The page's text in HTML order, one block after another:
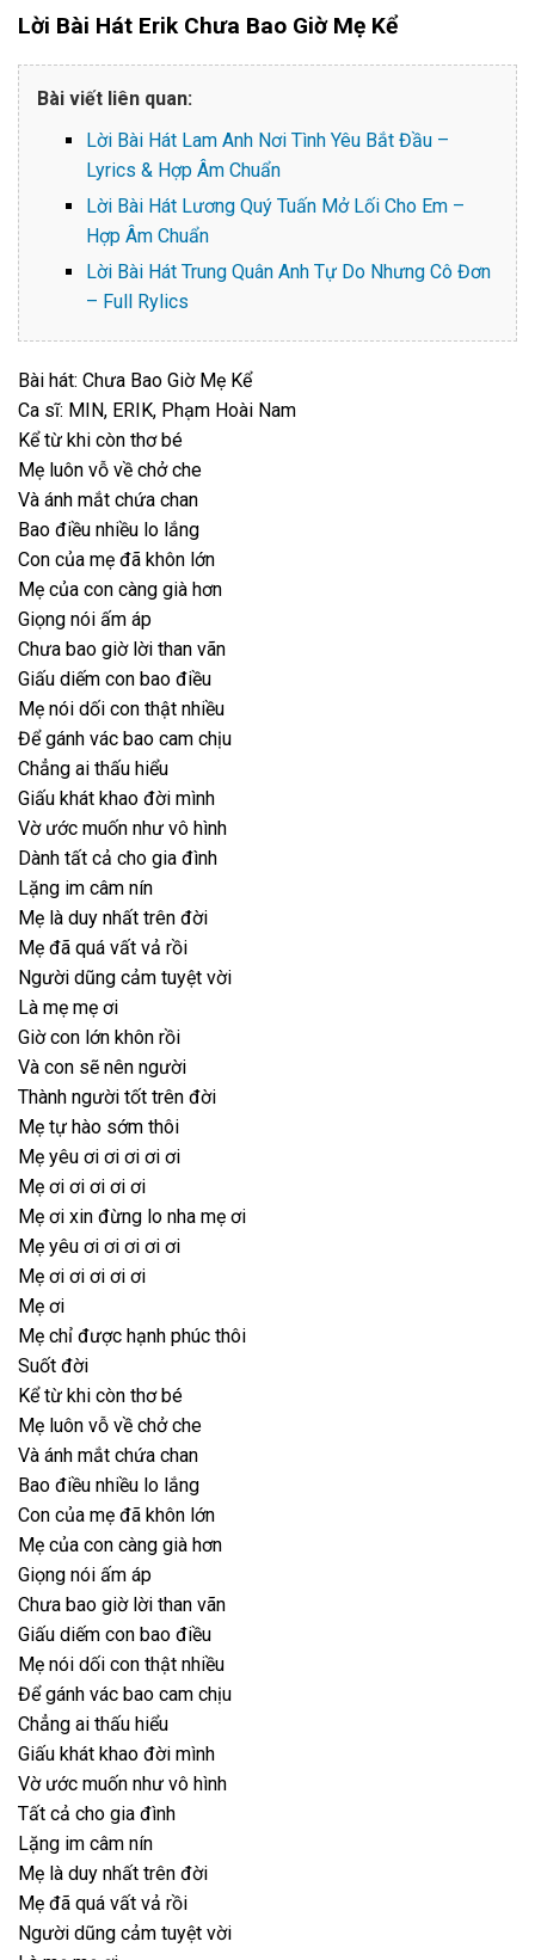
Lời Bài Hát Erik Chưa Bao Giờ Mẹ Kể
Bài viết liên quan:
Lời Bài Hát Lam Anh Nơi Tình Yêu Bắt Đầu –
Lyrics & Hợp Âm Chuẩn
Lời Bài Hát Lương Quý Tuấn Mở Lối Cho Em –
Hợp Âm Chuẩn
Lời Bài Hát Trung Quân Anh Tự Do Nhưng Cô Đơn
– Full Rylics
Bài hát: Chưa Bao Giờ Mẹ Kể
Ca sĩ: MIN, ERIK, Phạm Hoài Nam
Kể từ khi còn thơ bé
Mẹ luôn vỗ về chở che
Và ánh mắt chứa chan
Bao điều nhiều lo lắng
Con của mẹ đã khôn lớn
Mẹ của con càng già hơn
Giọng nói ấm áp
Chưa bao giờ lời than vãn
Giấu diếm con bao điều
Mẹ nói dối con thật nhiều
Để gánh vác bao cam chịu
Chẳng ai thấu hiểu
Giấu khát khao đời mình
Vờ ước muốn như vô hình
Dành tất cả cho gia đình
Lặng im câm nín
Mẹ là duy nhất trên đời
Mẹ đã quá vất vả rồi
Người dũng cảm tuyệt vời
Là mẹ mẹ ơi
Giờ con lớn khôn rồi
Và con sẽ nên người
Thành người tốt trên đời
Mẹ tự hào sớm thôi
Mẹ yêu ơi ơi ơi ơi ơi
Mẹ ơi ơi ơi ơi ơi
Mẹ ơi xin đừng lo nha mẹ ơi
Mẹ yêu ơi ơi ơi ơi ơi
Mẹ ơi ơi ơi ơi ơi
Mẹ ơi
Mẹ chỉ được hạnh phúc thôi
Suốt đời
Kể từ khi còn thơ bé
Mẹ luôn vỗ về chở che
Và ánh mắt chứa chan
Bao điều nhiều lo lắng
Con của mẹ đã khôn lớn
Mẹ của con càng già hơn
Giọng nói ấm áp
Chưa bao giờ lời than vãn
Giấu diếm con bao điều
Mẹ nói dối con thật nhiều
Để gánh vác bao cam chịu
Chẳng ai thấu hiểu
Giấu khát khao đời mình
Vờ ước muốn như vô hình
Tất cả cho gia đình
Lặng im câm nín
Mẹ là duy nhất trên đời
Mẹ đã quá vất vả rồi
Người dũng cảm tuyệt vời